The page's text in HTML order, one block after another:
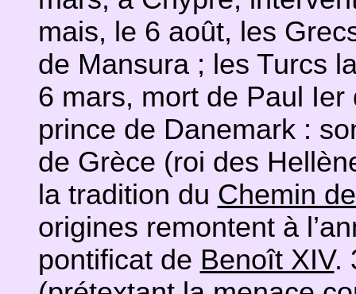
mais, le 6 août, les
de Mansura ; les Turcs
6 mars, mort de Paul
prince de Danemark :
de Grèce (roi des
la tradition du Chemin
origines remontent à
pontificat de Benoît XIV.